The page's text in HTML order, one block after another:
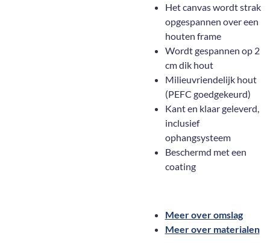
Het canvas wordt strak
opgespannen over een
houten frame
Wordt gespannen op 2
cm dik hout
Milieuvriendelijk hout
(PEFC goedgekeurd)
Kant en klaar geleverd,
inclusief
ophangsysteem
Beschermd met een
coating
Meer over omslag
Meer over materialen